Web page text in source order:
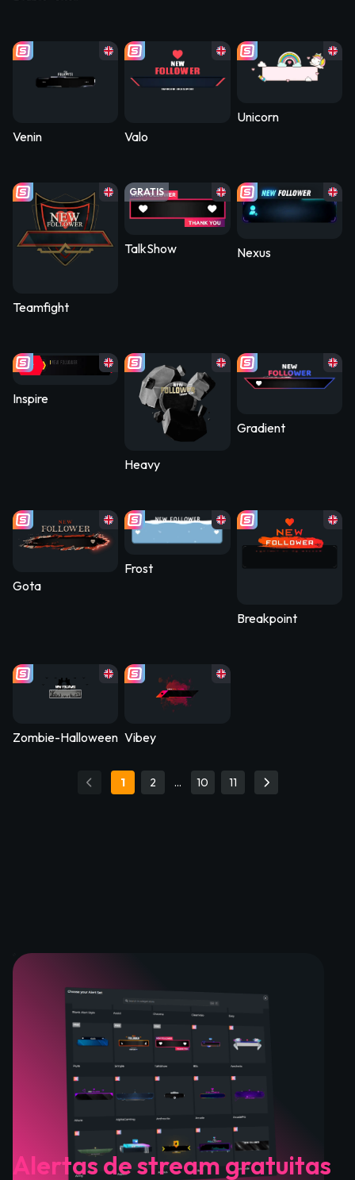
Venin Valo
Unicorn
Teamfight
GRATIS
TalkShow Nexus
Inspire
Heavy
Gradient
Gota
Frost
Breakpoint
Zombie-Halloween2020
Vibey
1 2 … 10 11
Alertas de stream gratuitas